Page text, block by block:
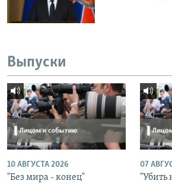
Выпуски
10 АВГУСТА 2026
"Без мира - конец"
07
"Убить